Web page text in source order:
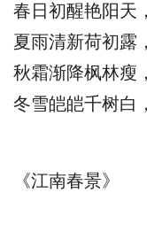
春日初醒艳阳天
夏雨清新荷初露
秋霜渐降枫林瘦
冬雪皑皑千树白
《江南春景》